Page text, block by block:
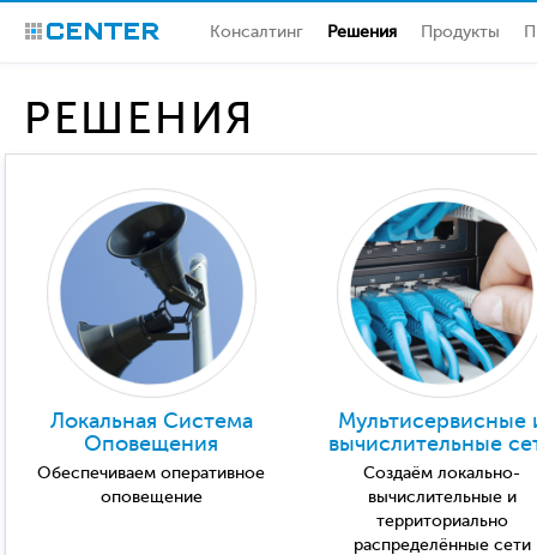
Консалтинг Решения Продукты
РЕШЕНИЯ
Локальная Система
Оповещения
Обеспечиваем оперативное
оповещение
Мультисервисные
вычислительные
Создаём локально-
вычислительные и
территориально
распределённые сети